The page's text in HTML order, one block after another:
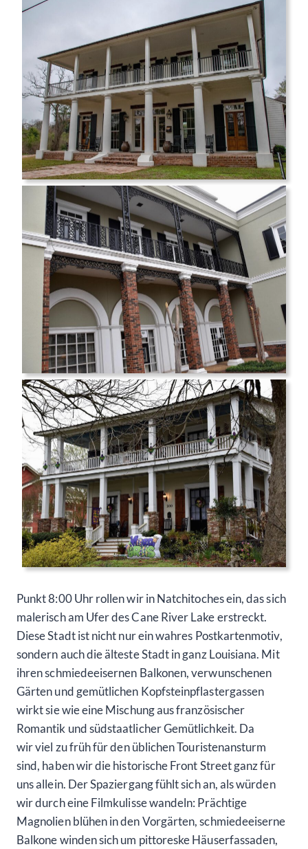
Punkt 8:00 Uhr rollen wir in Natchitoches ein, das sich
malerisch am Ufer des Cane River Lake erstreckt.
Diese Stadt ist nicht nur ein wahres Postkartenmotiv,
sondern auch die älteste Stadt in ganz Louisiana. Mit
ihren schmiedeeisernen Balkonen, verwunschenen
Gärten und gemütlichen Kopfsteinpflastergassen
wirkt sie wie eine Mischung aus französischer
Romantik und südstaatlicher Gemütlichkeit. Da
wir viel zu früh für den üblichen Touristenansturm
sind, haben wir die historische Front Street ganz für
uns allein. Der Spaziergang fühlt sich an, als würden
wir durch eine Filmkulisse wandeln: Prächtige
Magnolien blühen in den Vorgärten, schmiedeeiserne
Balkone winden sich um pittoreske Häuserfassaden,